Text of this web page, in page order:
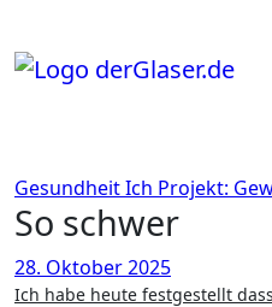
springen
GesundheitIch Projekt:
So schwer
28. Oktober 2025
Ich habe heute festgestellt